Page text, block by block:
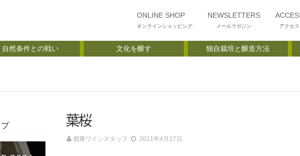
ONLINE SHOP
オンラインショッピング
NEWSLETTERS
メールマガジン アクセ
自然条件との戦い 文化を醸す 独自栽培と醸造方法
葉桜
都農ワインスタッフ 2011年4月17日